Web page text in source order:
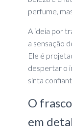
perfume,
A ideia por
a sensação
Ele é
despertar o
sinta
O
em